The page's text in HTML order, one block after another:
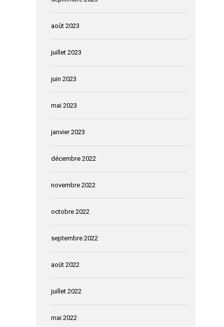
août 2023
juillet 2023
juin 2023
mai 2023
janvier 2023
décembre 2022
novembre 2022
octobre 2022
septembre 2022
août 2022
juillet 2022
mai 2022